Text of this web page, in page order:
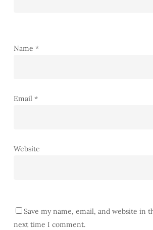
Name *
Email *
Website
Save my name, email, and website in
next time I comment.